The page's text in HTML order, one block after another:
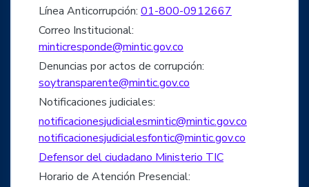
Línea Anticorrupción: 01-800-0912667
Correo Institucional:
minticresponde@mintic.gov.co
Denuncias por actos de corrupción:
soytransparente@mintic.gov.co
Notificaciones judiciales:
notificacionesjudicialesmintic@mintic.gov.co
notificacionesjudicialesfontic@mintic.gov.co
Defensor del ciudadano Ministerio TIC
Horario de Atención Presencial: